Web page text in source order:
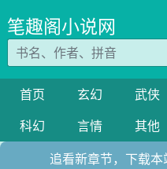
笔趣阁小说网
首页 玄幻 武侠
科幻
言情 其他
追看新章节，下载